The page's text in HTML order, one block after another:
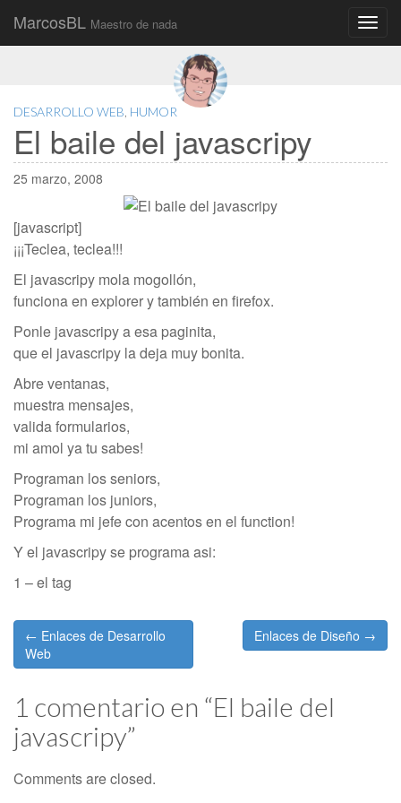
MarcosBL Maestro de nada
DESARROLLO WEB HUMOR
El baile del javascripy
25 marzo, 2008
[javascript]
¡¡¡Teclea, teclea!!!
El javascripy mola mogollón,
funciona en explorer y también en firefox.
Ponle javascripy a esa paginita,
que el javascripy la deja muy bonita.
Abre ventanas,
muestra mensajes,
valida formularios,
mi amol ya tu sabes!
Programan los seniors,
Programan los juniors,
Programa mi jefe con acentos en el function!
Y el javascripy se programa asi:
1 – el tag
Post
navigation
← Enlaces de Desarrollo
Web
Enlaces de Diseño →
1 comentario en “El baile del
javascripy”
Comments are closed.